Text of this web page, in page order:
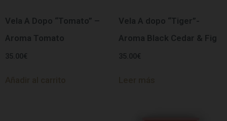
Vela A Dopo “Tomato” –
Aroma Tomato
35.00€
Vela A dopo “Tiger”-
Aroma Black Cedar & Fig
35.00€